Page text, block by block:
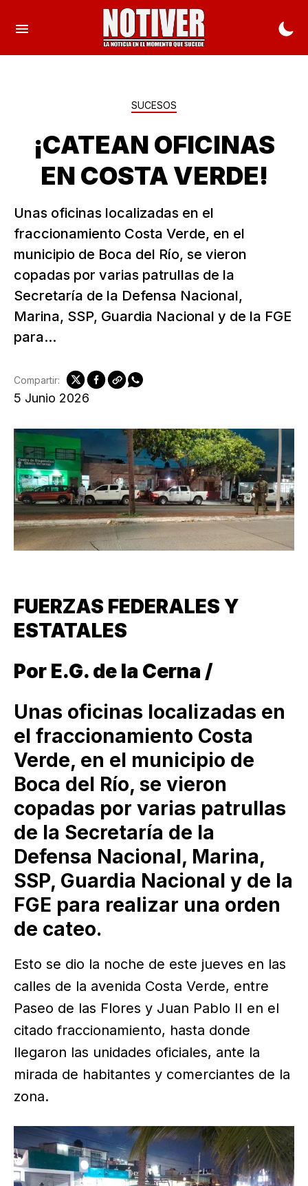
SUCESOS
¡CATEAN OFICINAS
EN COSTA VERDE!
Unas oficinas localizadas en el
fraccionamiento Costa Verde, en el
municipio de Boca del Río, se vieron
copadas por varias patrullas de la
Secretaría de la Defensa Nacional,
Marina, SSP, Guardia Nacional y de la FGE
para...
5 Junio 2026
Compartir:
FUERZAS FEDERALES Y
ESTATALES
Por E.G. de la Cerna /
Unas oficinas localizadas en
el fraccionamiento Costa
Verde, en el municipio de
Boca del Río, se vieron
copadas por varias patrullas
de la Secretaría de la
Defensa Nacional, Marina,
SSP, Guardia Nacional y de la
FGE para realizar una orden
de cateo.
Esto se dio la noche de este jueves en las
calles de la avenida Costa Verde, entre
Paseo de las Flores y Juan Pablo II en el
citado fraccionamiento, hasta donde
llegaron las unidades oficiales, ante la
mirada de habitantes y comerciantes de la
zona.